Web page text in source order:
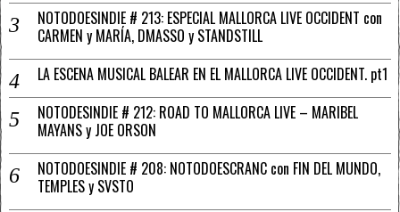
NOTODOESINDIE # 213: ESPECIAL MALLORCA LIVE OCCIDENT con
CARMEN y MARÍA, DMASSO y STANDSTILL
LA ESCENA MUSICAL BALEAR EN EL MALLORCA LIVE OCCIDENT. pt1
NOTODESINDIE # 212: ROAD TO MALLORCA LIVE – MARIBEL
MAYANS y JOE ORSON
NOTODOESINDIE # 208: NOTODOESCRANC con FIN DEL MUNDO,
TEMPLES y SVSTO